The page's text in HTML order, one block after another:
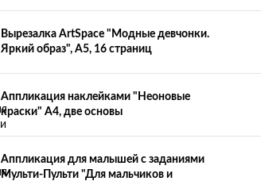
Вырезалка ArtSpace "Модные девчонки.
Яркий образ", A5, 16 страниц
Аппликация наклейками "Неоновые
краски" А4, две основы
Аппликация для малышей с заданиями
Мульти-Пульти "Для мальчиков и